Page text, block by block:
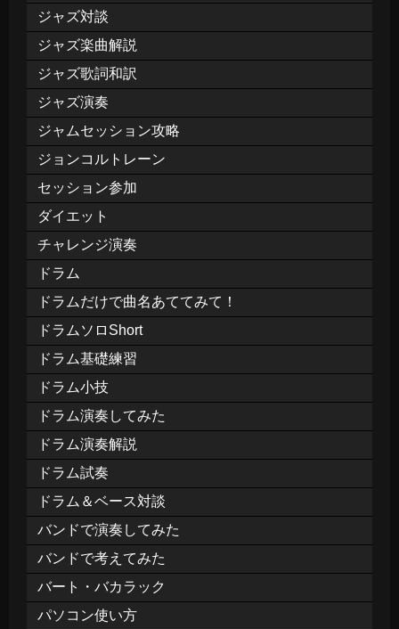
ジャズ対談
ジャズ楽曲解説
ジャズ歌詞和訳
ジャズ演奏
ジャムセッション攻略
ジョンコルトレーン
セッション参加
ダイエット
チャレンジ演奏
ドラム
ドラムだけで曲名あててみて！
ドラムソロShort
ドラム基礎練習
ドラム小技
ドラム演奏してみた
ドラム演奏解説
ドラム試奏
ドラム＆ベース対談
バンドで演奏してみた
バンドで考えてみた
バート・バカラック
パソコン使い方